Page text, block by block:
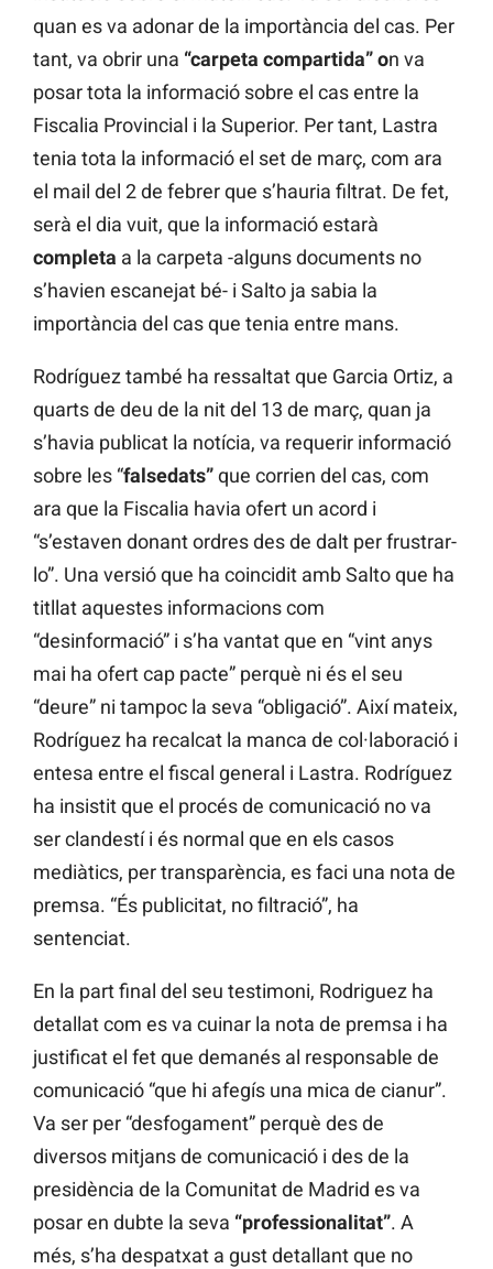
quan es va adonar de la importància del cas. Per
tant, va obrir una “carpeta compartida” on va
posar tota la informació sobre el cas entre la
Fiscalia Provincial i la Superior. Per tant, Lastra
tenia tota la informació el set de març, com ara
el mail del 2 de febrer que s’hauria filtrat. De fet,
serà el dia vuit, que la informació estarà
completa a la carpeta -alguns documents no
s’havien escanejat bé- i Salto ja sabia la
importància del cas que tenia entre mans.
Rodríguez també ha ressaltat que Garcia Ortiz, a
quarts de deu de la nit del 13 de març, quan ja
s’havia publicat la notícia, va requerir informació
sobre les “falsedats”que corrien del cas, com
ara que la Fiscalia havia ofert un acord i
“s’estaven donant ordres des de dalt per frustrar-
lo”. Una versió que ha coincidit amb Salto que ha
titllat aquestes informacions com
“desinformació” i s’ha vantat que en “vint anys
mai ha ofert cap pacte” perquè ni és el seu
“deure” ni tampoc la seva “obligació”. Així mateix,
Rodríguez ha recalcat la manca de col·laboració i
entesa entre el fiscal general i Lastra. Rodríguez
ha insistit que el procés de comunicació no va
ser clandestí i és normal que en els casos
mediàtics, per transparència, es faci una nota de
premsa. “És publicitat, no filtració”, ha
sentenciat.
En la part final del seu testimoni, Rodriguez ha
detallat com es va cuinar la nota de premsa i ha
justificat el fet que demanés al responsable de
comunicació “que hi afegís una mica de cianur”.
Va ser per “desfogament” perquè des de
diversos mitjans de comunicació i des de la
presidència de la Comunitat de Madrid es va
posar en dubte la seva “professionalitat”. A
més, s’ha despatxat a gust detallant que no